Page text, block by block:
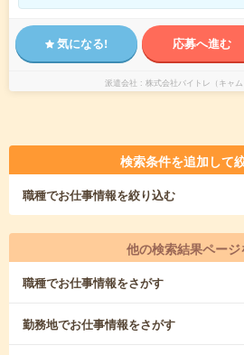
気になる! 応募へ進む
派遣会社 株式会社バイトレ（キャム
検索条件を追加して
職種でお仕事情報を絞り込む
他の検索結果ページ
職種でお仕事情報をさがす
勤務地でお仕事情報をさがす